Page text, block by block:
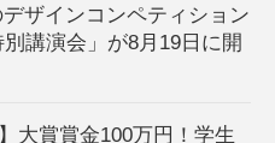
ザインコンペティション
講演会」が8月19日に開
大賞賞金100万円！学生